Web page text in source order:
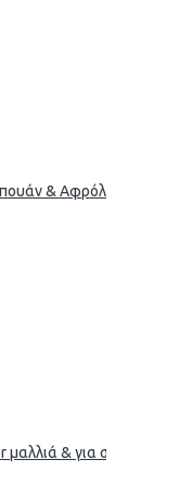
& Αφρόλουτρο
μαλλιά & για σώμα